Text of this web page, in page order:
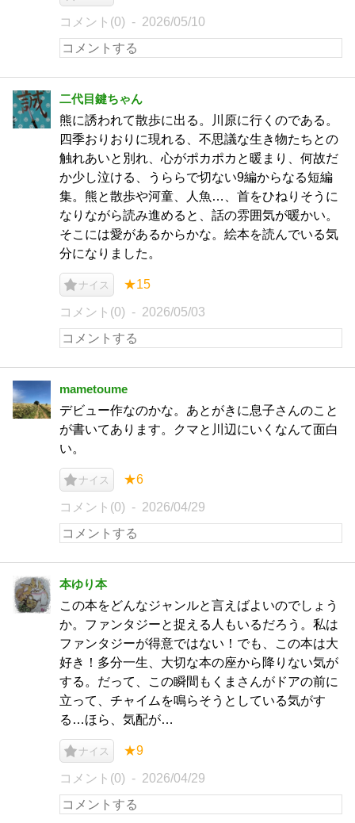
コメント(0) 2026/05/10
二代目鍵ちゃん
熊に誘われて散歩に出る。川原に行くのである。
四季おりおりに現れる、不思議な生き物たちとの
触れあいと別れ、心がポカポカと暖まり、何故だ
か少し泣ける、うららで切ない9編からなる短編
集。熊と散歩や河童、人魚…、首をひねりそうに
なりながら読み進めると、話の雰囲気が暖かい。
そこには愛があるからかな。絵本を読んでいる気
分になりました。
ナイス ★15
コメント(0) 2026/05/03
mametoume
デビュー作なのかな。あとがきに息子さんのこと
が書いてあります。クマと川辺にいくなんて面白
い。
ナイス ★6
コメント(0) 2026/04/29
本ゆり本
この本をどんなジャンルと言えばよいのでしょう
か。ファンタジーと捉える人もいるだろう。私は
ファンタジーが得意ではない！でも、この本は大
好き！多分一生、大切な本の座から降りない気が
する。だって、この瞬間もくまさんがドアの前に
立って、チャイムを鳴らそうとしている気がす
る…ほら、気配が…
ナイス ★9
コメント(0) 2026/04/29